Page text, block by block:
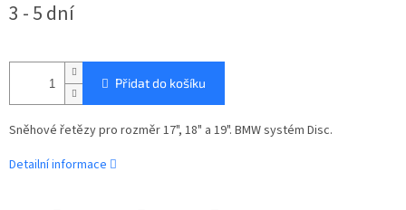
cena:
3 - 5 dní
Přidat do košíku
Sněhové řetězy pro rozměr 17", 18" a 19". BMW systém Disc.
Detailní informace